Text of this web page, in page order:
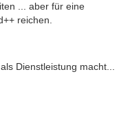
... aber für eine
reichen.
Dienstleistung macht...